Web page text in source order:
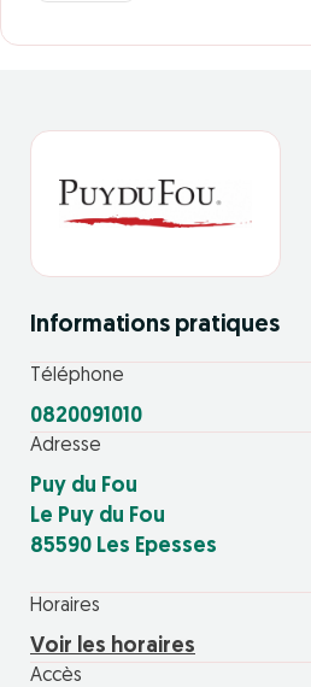
Informations pratiques
Téléphone
0820091010
Adresse
Puy du Fou
Le Puy du Fou
85590 Les Epesses
Horaires
Voir les horaires
Accès